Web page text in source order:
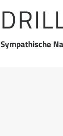
Sympathische